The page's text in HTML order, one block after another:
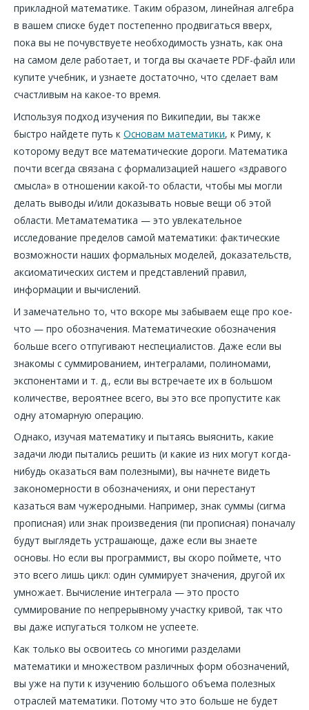
прикладной математике. Таким образом, линейная алгебра
в вашем списке будет постепенно продвигаться вверх,
пока вы не почувствуете необходимость узнать, как она
на самом деле работает, и тогда вы скачаете PDF-файл или
купите учебник, и узнаете достаточно, что сделает вам
счастливым на какое-то время.
Используя подход изучения по Википедии, вы также
быстро найдете путь к Основам математики, к Риму, к
которому ведут все математические дороги. Математика
почти всегда связана с формализацией нашего «здравого
смысла» в отношении какой-то области, чтобы мы могли
делать выводы и/или доказывать новые вещи об этой
области. Метаматематика — это увлекательное
исследование пределов самой математики: фактические
возможности наших формальных моделей, доказательств,
аксиоматических систем и представлений правил,
информации и вычислений.
И замечательно то, что вскоре мы забываем еще про кое-
что — про обозначения. Математические обозначения
больше всего отпугивают неспециалистов. Даже если вы
знакомы с суммированием, интегралами, полиномами,
экспонентами и т. д., если вы встречаете их в большом
количестве, вероятнее всего, вы это все пропустите как
одну атомарную операцию.
Однако, изучая математику и пытаясь выяснить, какие
задачи люди пытались решить (и какие из них могут когда-
нибудь оказаться вам полезными), вы начнете видеть
закономерности в обозначениях, и они перестанут
казаться вам чужеродными. Например, знак суммы (сигма
прописная) или знак произведения (пи прописная) поначалу
будут выглядеть устрашающе, даже если вы знаете
основы. Но если вы программист, вы скоро поймете, что
это всего лишь цикл: один суммирует значения, другой их
умножает. Вычисление интеграла — это просто
суммирование по непрерывному участку кривой, так что
вы даже испугаться толком не успеете.
Как только вы освоитесь со многими разделами
математики и множеством различных форм обозначений,
вы уже на пути к изучению большого объема полезных
отраслей математики. Потому что это больше не будет